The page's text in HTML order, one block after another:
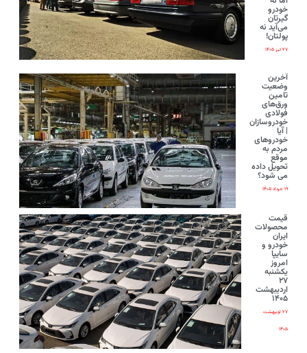
خودرو
گیرتان
می‌آید نه
پولتان!
۲۷ تیر ۱۴۰۵
آخرین
وضعیت
تامین
ورق‌های
فولادی
خودروسازان
| آیا
خودروهای
مردم به
موقع
تحویل داده
می شود؟
۱۹ خرداد ۱۴۰۵
قیمت
محصولات
ایران‌
خودرو و
سایپا
امروز
یکشنبه
۲۷
اردیبهشت
۱۴۰۵
۲۷ اردیبهشت
۱۴۰۵